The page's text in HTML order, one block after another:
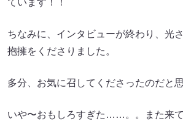
ています！！
ちなみに、インタビューが終わり、光
抱擁をくださりました。
多分、お気に召してくださったのだと思
いや〜おもしろすぎた……。。また来